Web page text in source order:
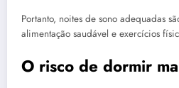
Portanto, noites de sono adequadas
alimentação saudável e exercícios
O risco de dormir